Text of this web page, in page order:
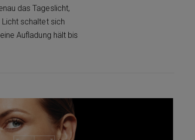
das Tageslicht,
schaltet sich
Aufladung hält bis